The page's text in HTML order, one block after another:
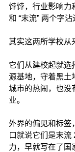
饽饽，行业影响力
和 “末流” 两个字沾
其实这两所学校从
它们从建校起就选
源基地，守着黑土
城市的热闹，也没
业。
外界的偏见和标签
口就说它们是末
力，早就写在了国